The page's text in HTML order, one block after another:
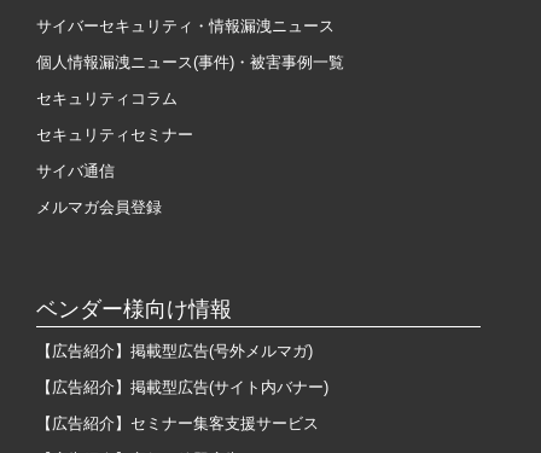
サイバーセキュリティ・情報漏洩ニュース
個人情報漏洩ニュース(事件)・被害事例一覧
セキュリティコラム
セキュリティセミナー
サイバ通信
メルマガ会員登録
ベンダー様向け情報
【広告紹介】掲載型広告(号外メルマガ)
【広告紹介】掲載型広告(サイト内バナー)
【広告紹介】セミナー集客支援サービス